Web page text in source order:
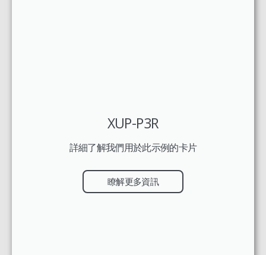
XUP-P3R
詳細了解我們用於此示例的卡片
瞭解更多資訊